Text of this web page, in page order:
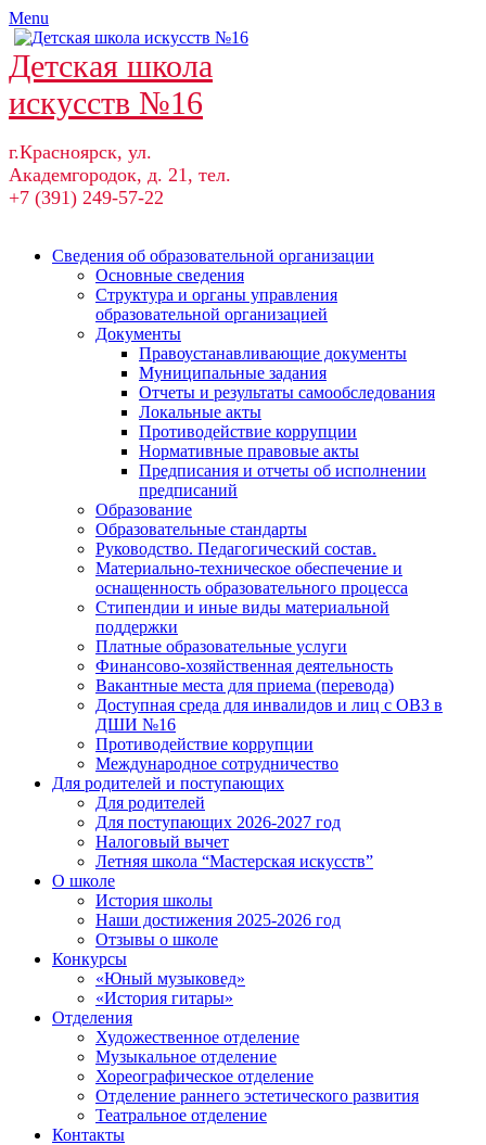
Skip
to
content
Menu
Детская школа
искусств №16
г.Красноярск, ул.
Академгородок, д. 21, тел.
+7 (391) 249-57-22
Сведения об образовательной организации
Основные сведения
Структура и органы управления
образовательной организацией
Документы
Правоустанавливающие документы
Муниципальные задания
Отчеты и результаты самообследования
Локальные акты
Противодействие коррупции
Нормативные правовые акты
Предписания и отчеты об исполнении
предписаний
Образование
Образовательные стандарты
Руководство. Педагогический состав.
Материально-техническое обеспечение и
оснащенность образовательного процесса
Стипендии и иные виды материальной
поддержки
Платные образовательные услуги
Финансово-хозяйственная деятельность
Вакантные места для приема (перевода)
Доступная среда для инвалидов и лиц с ОВЗ в
ДШИ №16
Противодействие коррупции
Международное сотрудничество
Для родителей и поступающих
Для родителей
Для поступающих 2026-2027 год
Налоговый вычет
Летняя школа “Мастерская искусств”
О школе
История школы
Наши достижения 2025-2026 год
Отзывы о школе
Конкурсы
«Юный музыковед»
«История гитары»
Отделения
Художественное отделение
Музыкальное отделение
Хореографическое отделение
Отделение раннего эстетического развития
Театральное отделение
Контакты